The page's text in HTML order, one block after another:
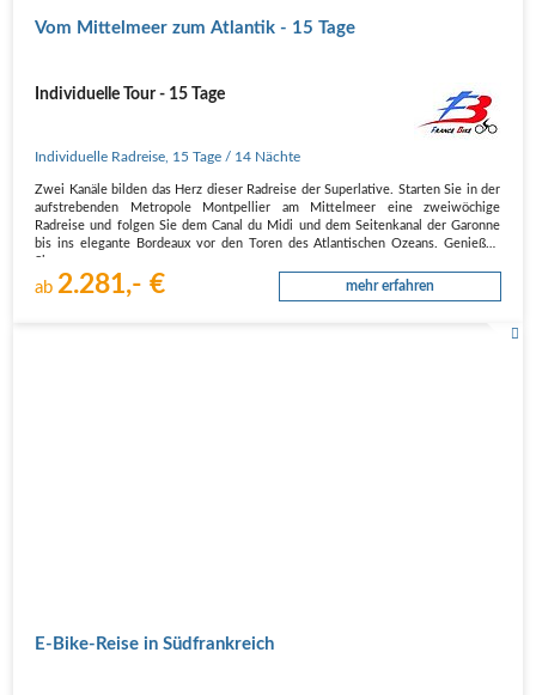
Vom Mittelmeer zum Atlantik - 15 Tage
Individuelle Tour - 15 Tage
Individuelle Radreise 15 Tage / 14 Nächte
Zwei Kanäle bilden das Herz dieser Radreise der Superlative. Starten Sie in der
aufstrebenden Metropole Montpellier am Mittelmeer eine zweiwöchige
Radreise und folgen Sie dem Canal du Midi und dem Seitenkanal der Garonne
bis ins elegante Bordeaux vor den Toren des Atlantischen Ozeans. Genießen
ab2.281,- € mehr erfahren
E-Bike-Reise in Südfrankreich